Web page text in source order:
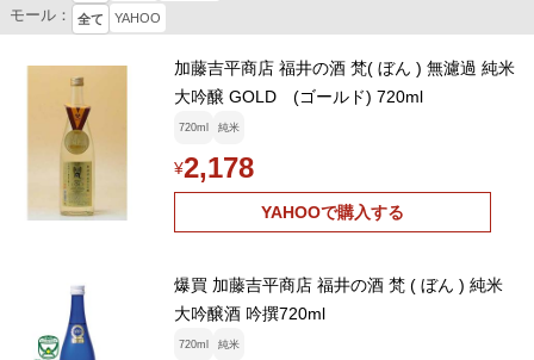
モール： 全て YAHOO
加藤吉平商店 福井の酒 梵( ぼん ) 無濾過 純米
大吟醸 GOLD (ゴールド) 720ml
720ml 純米
¥2,178
YAHOOで購入する
爆買 加藤吉平商店 福井の酒 梵 ( ぼん ) 純米
大吟醸酒 吟撰720ml
720ml 純米